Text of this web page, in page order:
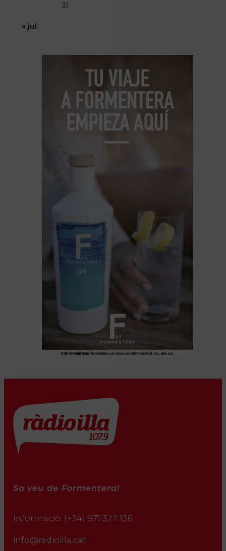
31
« jul.
Sa veu de Formentera!
Informació: (+34) 971 322 136
info@radioilla.cat